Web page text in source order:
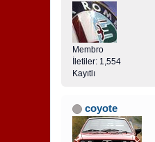
Membro
İletiler: 1,554
Kayıtlı
coyote